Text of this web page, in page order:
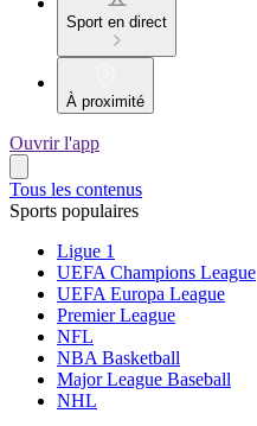
Sport en direct
À proximité
Ouvrir l'app
Tous les contenus
Sports populaires
Ligue 1
UEFA Champions League
UEFA Europa League
Premier League
NFL
NBA Basketball
Major League Baseball
NHL